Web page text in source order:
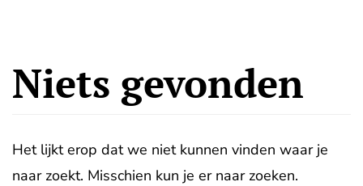
Niets gevonden
Het lijkt erop dat we niet kunnen vinden waar je
naar zoekt. Misschien kun je er naar zoeken.